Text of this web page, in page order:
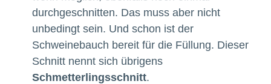
durchgeschnitten. Das muss aber nicht
unbedingt sein. Und schon ist der
Schweinebauch bereit für die Füllung. Dieser
Schnitt nennt sich übrigens
Schmetterlingsschnitt.